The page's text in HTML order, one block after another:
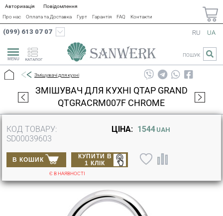
Авторизація
Повідомлення
Про нас
Оплата та Доставка Гурт Гарантія FAQ Контакти
(099) 613 07 07
КАТАЛОГ
RU UA
ПОШУК
Змішувачі для кухні
ЗМІШУВАЧ ДЛЯ КУХНІ QTAP GRAND
QTGRACRM007F CHROME
КОД ТОВАРУ:
SD00039603
ЦІНА: 1544 UAH
В КОШИК
КУПИТИ В
1 КЛІК
Є В НАЯВНОСТІ